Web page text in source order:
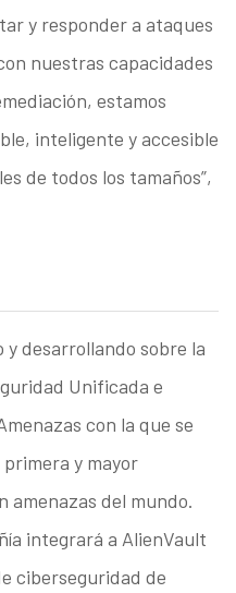
y responder a ataques
nuestras capacidades
estamos
inteligente y accesible
de todos los tamaños”,
desarrollando sobre la
Unificada e
con la que se
y mayor
amenazas del mundo.
integrará a AlienVault
ciberseguridad de